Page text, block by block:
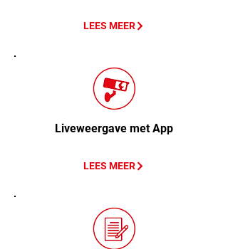
LEES MEER
Liveweergave met App
LEES MEER